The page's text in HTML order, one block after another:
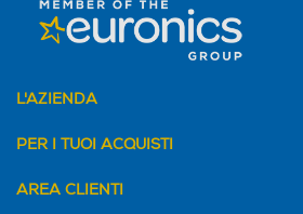
L'AZIENDA
PER I TUOI ACQUISTI
AREA CLIENTI